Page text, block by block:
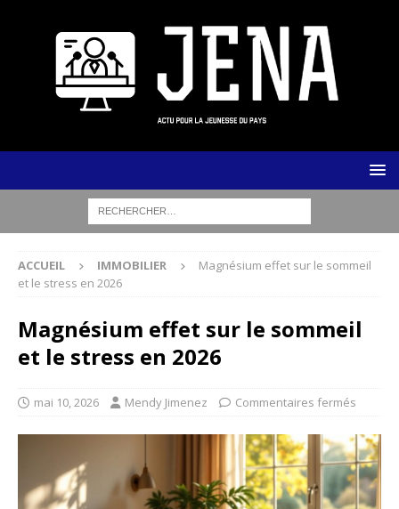
ACCUEIL IMMOBILIER
Magnésium effet sur le sommeil
et le stress en 2026
Magnésium effet sur le sommeil
et le stress en 2026
mai 10, 2026 Mendy Jimenez Commentaires fermés